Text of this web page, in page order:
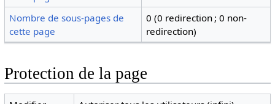
Nombre de sous-pages de
cette page
0 (0 redirection ; 0 non-
redirection)
Protection de la page